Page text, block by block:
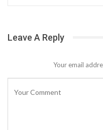
Leave A Reply
Your email